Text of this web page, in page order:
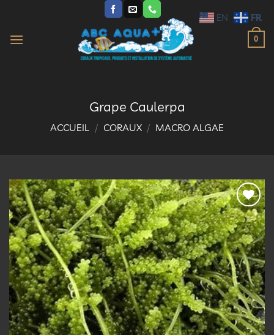
contenu
0
Grape Caulerpa
ACCUEIL / CORAUX / MACRO ALGAE
Ajouter
à la
liste
d’envies
EN FR